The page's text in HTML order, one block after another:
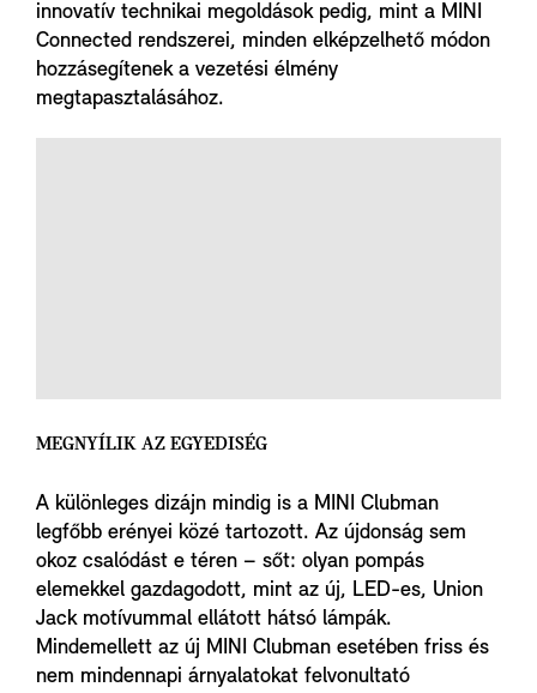
innovatív technikai megoldások pedig, mint a MINI
Connected rendszerei, minden elképzelhető módon
hozzásegítenek a vezetési élmény
megtapasztalásához.
MEGNYÍLIK AZ EGYEDISÉG
A különleges dizájn mindig is a MINI Clubman
legfőbb erényei közé tartozott. Az újdonság sem
okoz csalódást e téren – sőt: olyan pompás
elemekkel gazdagodott, mint az új, LED-es, Union
Jack motívummal ellátott hátsó lámpák.
Mindemellett az új MINI Clubman esetében friss és
nem mindennapi árnyalatokat felvonultató